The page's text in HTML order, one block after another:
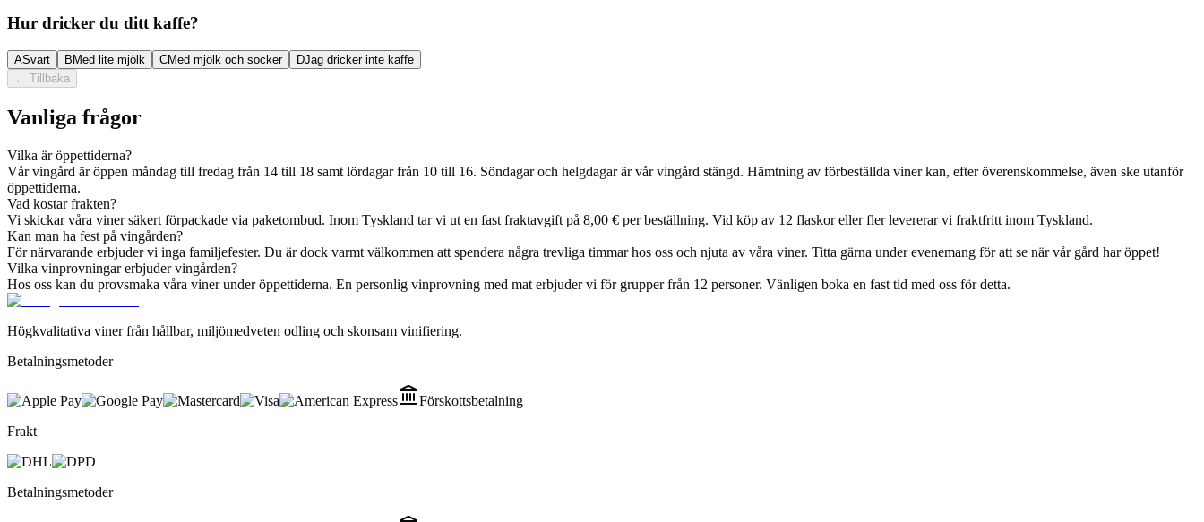
Hur dricker du ditt kaffe?
ASvart B Med lite mjölk CMed mjölk och socker DJag dricker inte kaffe
← Tillbaka
Vanliga frågor
Vilka är öppettiderna?
Vår vingård är öppen måndag till fredag från 14 till 18 samt lördagar från 10 till 16. Söndagar och helgdagar är vår vingård stängd. Hämtning av förbeställda viner kan, efter överenskommelse, även ske utanför
öppettiderna.
Vad kostar frakten?
Vi skickar våra viner säkert förpackade via paketombud. Inom Tyskland tar vi ut en fast fraktavgift på 8,00 € per beställning. Vid köp av 12 flaskor eller fler levererar vi fraktfritt inom Tyskland.
Kan man ha fest på vingården?
För närvarande erbjuder vi inga familjefester. Du är dock varmt välkommen att spendera några trevliga timmar hos oss och njuta av våra viner. Titta gärna under evenemang för att se när vår gård har öppet!
Vilka vinprovningar erbjuder vingården?
Hos oss kan du provsmaka våra viner under öppettiderna. En personlig vinprovning med mat erbjuder vi för grupper från 12 personer. Vänligen boka en fast tid med oss för detta.
Högkvalitativa viner från hållbar, miljömedveten odling och skonsam vinifiering.
Betalningsmetoder
Förskottsbetalning
Frakt
Betalningsmetoder